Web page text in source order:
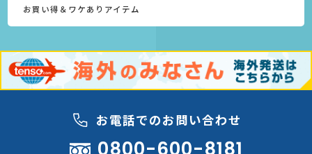
お買い得＆ワケありアイテム
お電話でのお問い合わせ